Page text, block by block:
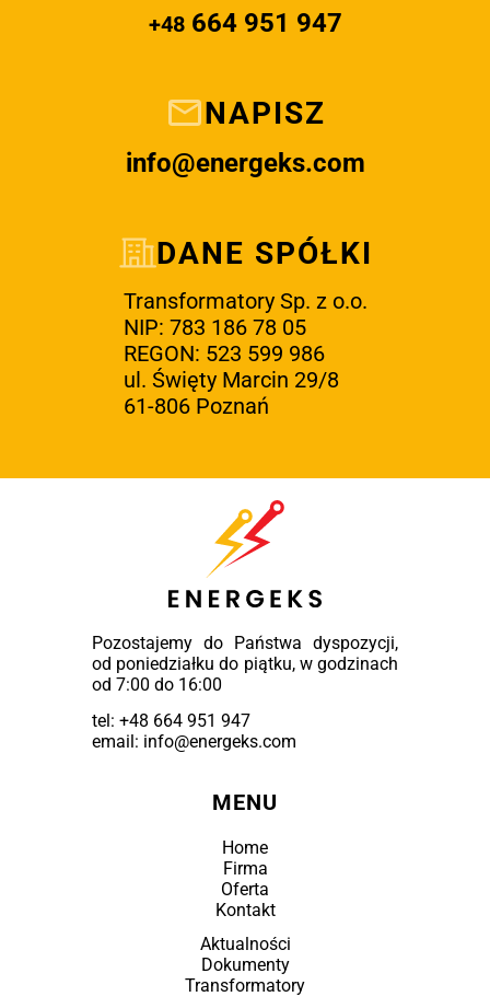
+48664 951 947
NAPISZ
info@energeks.com
DANE SPÓŁKI
Transformatory Sp. z o.o.
NIP: 783 186 78 05
REGON: 523 599 986
ul. Święty Marcin 29/8
61-806 Poznań
Pozostajemy do Państwa dyspozycji,
od poniedziałku do piątku, w godzinach
od 7:00 do 16:00
tel: +48 664 951 947
email: info@energeks.com
MENU
Home
Firma
Oferta
Kontakt
Aktualności
Dokumenty
Transformatory